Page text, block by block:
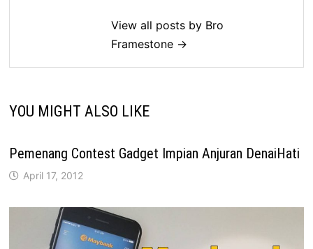
View all posts by Bro
Framestone →
YOU MIGHT ALSO LIKE
Pemenang Contest Gadget Impian Anjuran DenaiHati
April 17, 2012